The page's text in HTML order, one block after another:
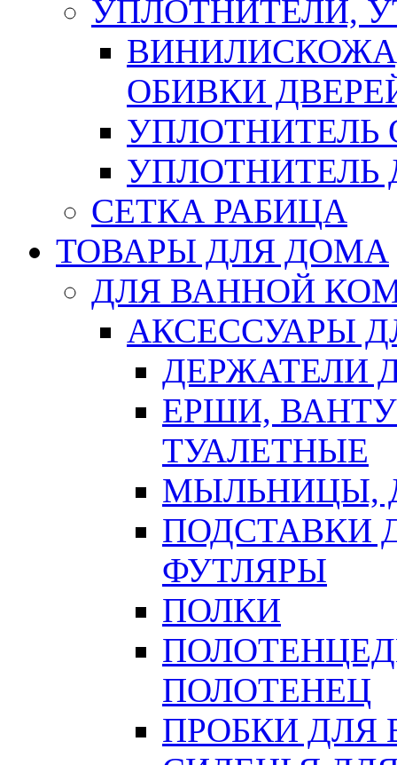
УПЛОТНИТЕЛИ,
ОБИВКИ
УПЛОТНИТЕЛЬ
СЕТКА РАБИЦА
ТОВАРЫ ДЛЯ ДОМА
ДЛЯ ВАННОЙ
АКСЕССУАРЫ
ДЕРЖАТЕЛИ
ЕРШИ,
ТУАЛЕТНЫЕ
МЫЛЬНИЦЫ,
ПОДСТАВКИ
ФУТЛЯРЫ
ПОЛКИ
ПОЛОТЕНЕЦ
ПРОБКИ ДЛЯ